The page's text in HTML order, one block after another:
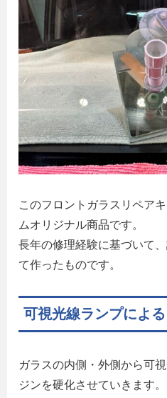
このフロントガラスリペア
ムオリジナル商品です。
長年の修理経験に基づいて
て作ったものです。
可視光線ランプによ
ガラスの内側・外側から可
ジンを硬化させていきます。